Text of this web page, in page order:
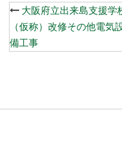
Post
navigation
大阪府立出来島支援学
（仮称）改修その他電気
備工事